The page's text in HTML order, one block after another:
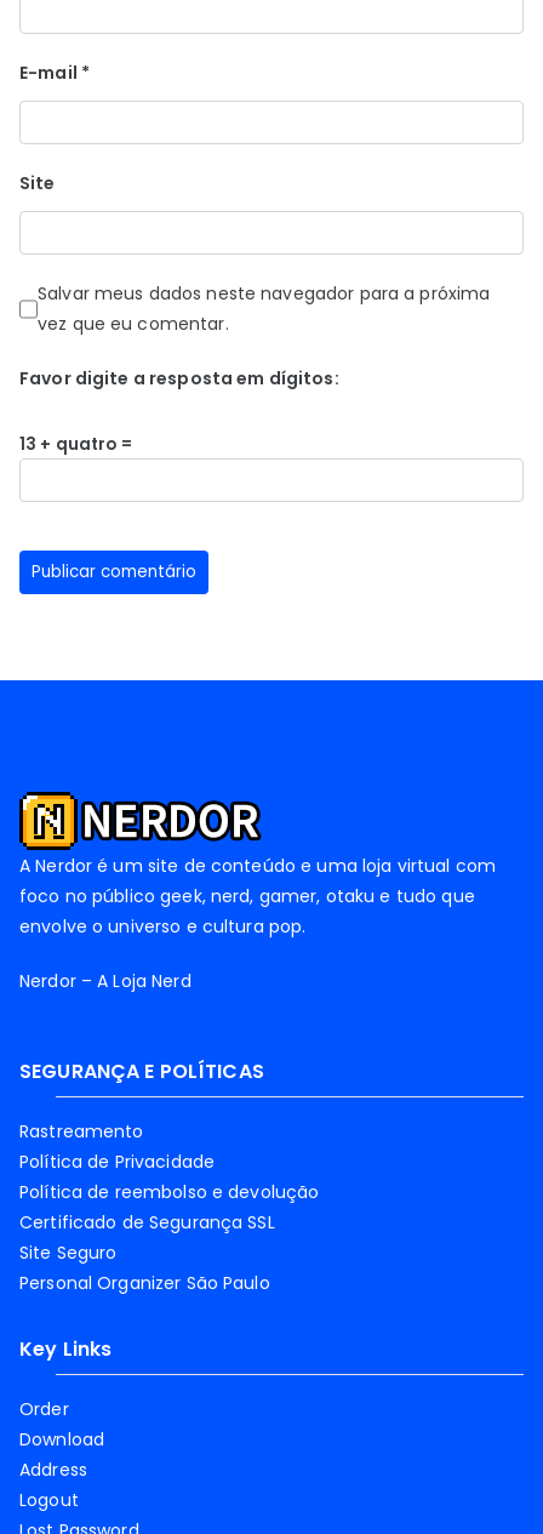
E-mail *
Site
Salvar meus dados neste navegador para a próxima
vez que eu comentar.
Favor digite a resposta em dígitos:
13 + quatro =
A Nerdor é um site de conteúdo e uma loja virtual com
foco no público geek, nerd, gamer, otaku e tudo que
envolve o universo e cultura pop.
Nerdor – A Loja Nerd
SEGURANÇA E POLÍTICAS
Rastreamento
Política de Privacidade
Política de reembolso e devolução
Certificado de Segurança SSL
Site Seguro
Personal Organizer São Paulo
Key Links
Order
Download
Address
Logout